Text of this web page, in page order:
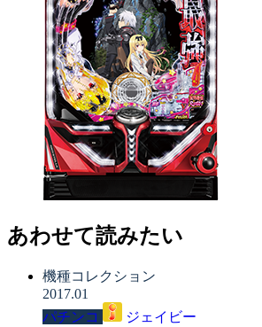
あわせて読みたい
機種コレクション
2017.01
パチンコ
ジェイビー